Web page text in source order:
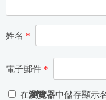
姓名 *
電子郵件 *
在瀏覽器中儲存顯示